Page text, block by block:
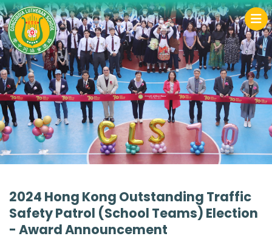
2024 Hong Kong Outstanding Traffic
Safety Patrol (School Teams) Election
- Award Announcement